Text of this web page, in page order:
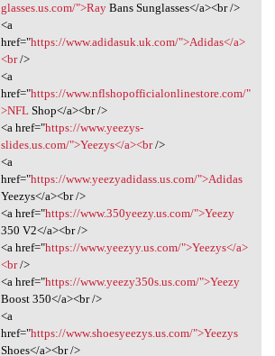
glasses.us.com/">RayBans Sunglasses</a><br />
<a
href="https://www.adidasuk.uk.com/">Adidas</a>
<br/>
<a
href="https://www.nflshopofficialonlinestore.com/"
>NFLShop</a><br />
<a href="https://www.yeezys-
slides.us.com/">Yeezys</a><br/>
<a
href="https://www.yeezyadidass.us.com/">Adidas
Yeezys</a><br />
<a href="https://www.350yeezy.us.com/">Yeezy
350 V2</a><br />
<a href="https://www.yeezyy.us.com/">Yeezys</a>
<br/>
<a href="https://www.yeezy350s.us.com/">Yeezy
Boost 350</a><br />
<a
href="https://www.shoesyeezys.us.com/">Yeezys
Shoes</a><br />